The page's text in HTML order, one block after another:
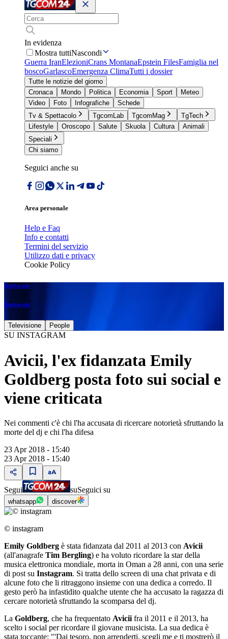
In evidenza
Mostra tuttiNascondi
Guerra IranElezioniCrans MontanaEpstein FilesFamiglia nel
boscoGarlascoEmergenza ClimaTutti i dossier
Tutte le notizie del giorno
Cronaca
Mondo Politica Economia Sport
Meteo
Video
Foto Infografiche
Schede
Tv & Spettacolo
TgcomLab TgcomMag
TgTech
Lifestyle
Oroscopo Salute Skuola Cultura
Animali
Speciali
Chi siamo
Seguici anche su
Area personale
Help e Faq
Info e contatti
Termini del servizio
Utilizzo dati e privacy
Cookie Policy
Spettacolo
Spettacolo
Televisione People
SU INSTAGRAM
Avicii, l'ex fidanzata Emily
Goldberg posta foto sui social e
viene criticata
Nei commenti c'è chi l'ha accusata di ricercare notorietà sfruttando la
morte del dj e chi l'ha difesa
23 Apr 2018 - 15:40
23 Apr 2018 - 15:40
Segui suSeguici su
whatsapp discover
© instagram
Emily Goldberg è stata fidanzata dal 2011 al 2013 con Avicii
(all'anagrafe Tim Bergling) e ha voluto ricordare la star della
musica elettronica mondiale, morta in Oman a 28 anni, con una serie
di post su Instagram. Si tratta dello screen di una chat privata e di
alcune foto che li ritraggono insieme con una dedica a corredo. Il
gesto però ha infastidito qualche utente che ha accusato la ragazza di
cercare notorietà sfruttando la scomparsa del dj.
La Goldberg, che ha frequentato Avicii fra il 2011 e il 2013, ha
scelto i social per ricordare il giovane musicista. La sua dedica è
stata toccante: "'Dai tesoro, non arrenderti, scegli me e ti mostrerò il